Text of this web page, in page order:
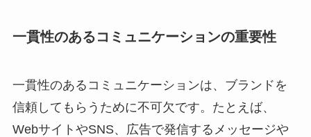
一貫性のあるコミュニケーションの重要性
一貫性のあるコミュニケーションは、ブランドを
信頼してもらうために不可欠です。たとえば、
WebサイトやSNS、広告で発信するメッセージや